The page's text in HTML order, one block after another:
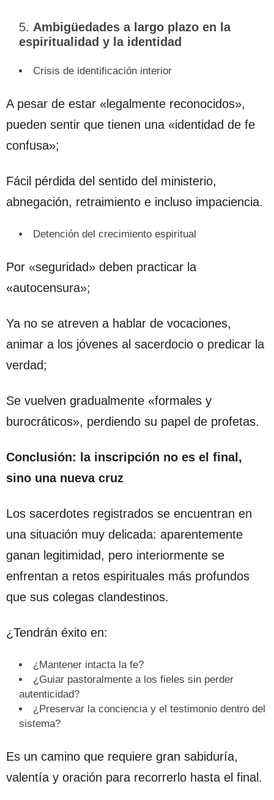
Ambigüedades a largo plazo en la
espiritualidad y la identidad
Crisis de identificación interior
A pesar de estar «legalmente reconocidos»,
pueden sentir que tienen una «identidad de fe
confusa»;
Fácil pérdida del sentido del ministerio,
abnegación, retraimiento e incluso impaciencia.
Detención del crecimiento espiritual
Por «seguridad» deben practicar la
«autocensura»;
Ya no se atreven a hablar de vocaciones,
animar a los jóvenes al sacerdocio o predicar la
verdad;
Se vuelven gradualmente «formales y
burocráticos», perdiendo su papel de profetas.
Conclusión: la inscripción no es el final,
sino una nueva cruz
Los sacerdotes registrados se encuentran en
una situación muy delicada: aparentemente
ganan legitimidad, pero interiormente se
enfrentan a retos espirituales más profundos
que sus colegas clandestinos.
¿Tendrán éxito en:
¿Mantener intacta la fe?
¿Guiar pastoralmente a los fieles sin perder
autenticidad?
¿Preservar la conciencia y el testimonio dentro del
sistema?
Es un camino que requiere gran sabiduría,
valentía y oración para recorrerlo hasta el final.